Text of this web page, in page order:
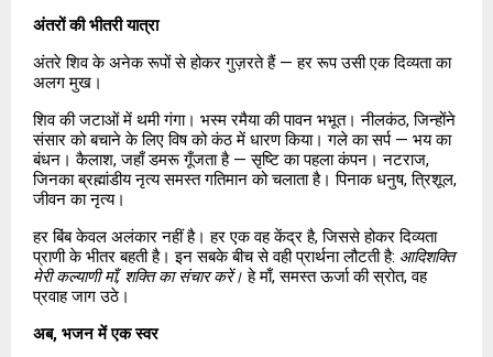
अंतरों की भीतरी यात्रा
अंतरे शिव के अनेक रूपों से होकर गुज़रते हैं — हर रूप उसी एक दिव्यता का
अलग मुख।
शिव की जटाओं में थमी गंगा। भस्म रमैया की पावन भभूत। नीलकंठ, जिन्होंने
संसार को बचाने के लिए विष को कंठ में धारण किया। गले का सर्प — भय का
बंधन। कैलाश, जहाँ डमरू गूँजता है — सृष्टि का पहला कंपन। नटराज,
जिनका ब्रह्मांडीय नृत्य समस्त गतिमान को चलाता है। पिनाक धनुष, त्रिशूल,
जीवन का नृत्य।
हर बिंब केवल अलंकार नहीं है। हर एक वह केंद्र है, जिससे होकर दिव्यता
प्राणी के भीतर बहती है। इन सबके बीच से वही प्रार्थना लौटती है: आदिशक्ति
मेरी कल्याणी माँ, शक्ति का संचार करें। हे माँ, समस्त ऊर्जा की स्रोत, वह
प्रवाह जाग उठे।
अब, भजन में एक स्वर